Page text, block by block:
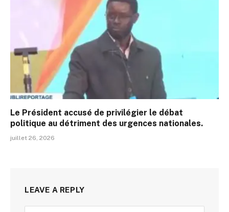
Le Président accusé de privilégier le débat
politique au détriment des urgences nationales.
juillet 26, 2026
LEAVE A REPLY